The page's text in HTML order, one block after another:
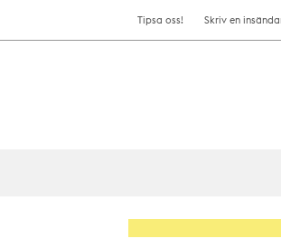
Tipsa oss! Skriv en